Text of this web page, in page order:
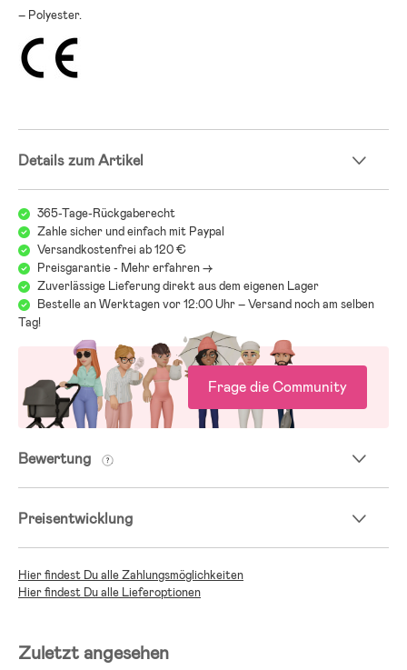
– Polyester.
Details zum Artikel
365-Tage-Rückgaberecht
Zahle sicher und einfach mit Paypal
Versandkostenfrei ab 120 €
Preisgarantie - Mehr erfahren ->
Zuverlässige Lieferung direkt aus dem eigenen Lager
Bestelle an Werktagen vor 12:00 Uhr – Versand noch am selben
Tag!
Frage die Community
Bewertung
Preisentwicklung
Hier findest Du alle Zahlungsmöglichkeiten
Hier findest Du alle Lieferoptionen
Zuletzt angesehen